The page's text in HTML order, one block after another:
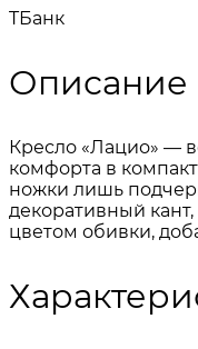
TБанк
Описание
Кресло «Лацио» —
комфорта в
ножки лишь
декоративный
цветом обивки,